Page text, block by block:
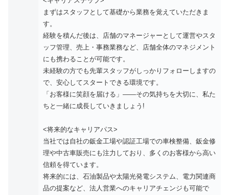
まずはスタッフとして基礎から業務を覚えていただきま
す。
経験を積んだ後は、店舗のマネージャーとして運営やスタ
ッフ管理、売上・事務業務など、店舗全体のマネジメント
にも携わることが可能です。
未経験の方でも先輩スタッフがしっかりフォローしますの
で、安心してスタートできる環境です。
「お客様に笑顔を届ける」――その気持ちを大切に、私た
ちと一緒に成長していきましょう!
<将来的なキャリアパス>
当社では自社の鈑金工場や認証工場での車検整備、鈑金修
理や中古車販売にも注力しており、多くのお客様から高い
信頼を得ています。
将来的には、石油製品や太陽光発電システム、電力関連商
品の提案など、法人営業へのキャリアチェンジも可能で